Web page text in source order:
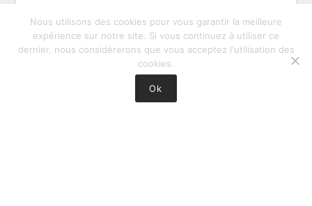
Nous utilisons des cookies pour vous garantir la meilleure
expérience sur notre site. Si vous continuez à utiliser ce
dernier, nous considérerons que vous acceptez l'utilisation des
cookies.
Ok